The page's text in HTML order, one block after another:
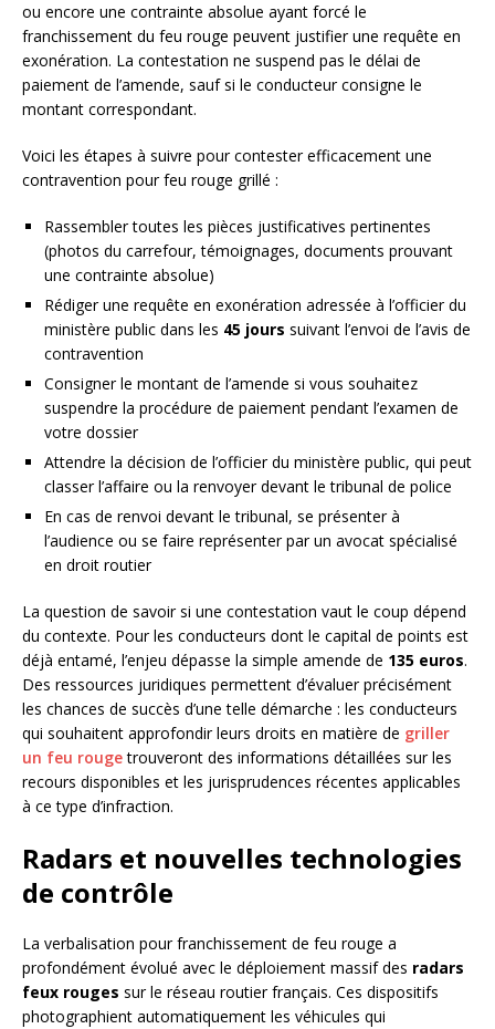
ou encore une contrainte absolue ayant forcé le
franchissement du feu rouge peuvent justifier une requête en
exonération. La contestation ne suspend pas le délai de
paiement de l’amende, sauf si le conducteur consigne le
montant correspondant.
Voici les étapes à suivre pour contester efficacement une
contravention pour feu rouge grillé :
Rassembler toutes les pièces justificatives pertinentes
(photos du carrefour, témoignages, documents prouvant
une contrainte absolue)
Rédiger une requête en exonération adressée à l’officier du
ministère public dans les 45 jours suivant l’envoi de l’avis de
contravention
Consigner le montant de l’amende si vous souhaitez
suspendre la procédure de paiement pendant l’examen de
votre dossier
Attendre la décision de l’officier du ministère public, qui peut
classer l’affaire ou la renvoyer devant le tribunal de police
En cas de renvoi devant le tribunal, se présenter à
l’audience ou se faire représenter par un avocat spécialisé
en droit routier
La question de savoir si une contestation vaut le coup dépend
du contexte. Pour les conducteurs dont le capital de points est
déjà entamé, l’enjeu dépasse la simple amende de 135 euros.
Des ressources juridiques permettent d’évaluer précisément
les chances de succès d’une telle démarche : les conducteurs
qui souhaitent approfondir leurs droits en matière de griller
un feu rougetrouveront des informations détaillées sur les
recours disponibles et les jurisprudences récentes applicables
à ce type d’infraction.
Radars et nouvelles technologies
de contrôle
La verbalisation pour franchissement de feu rouge a
profondément évolué avec le déploiement massif des radars
feux rouges sur le réseau routier français. Ces dispositifs
photographient automatiquement les véhicules qui